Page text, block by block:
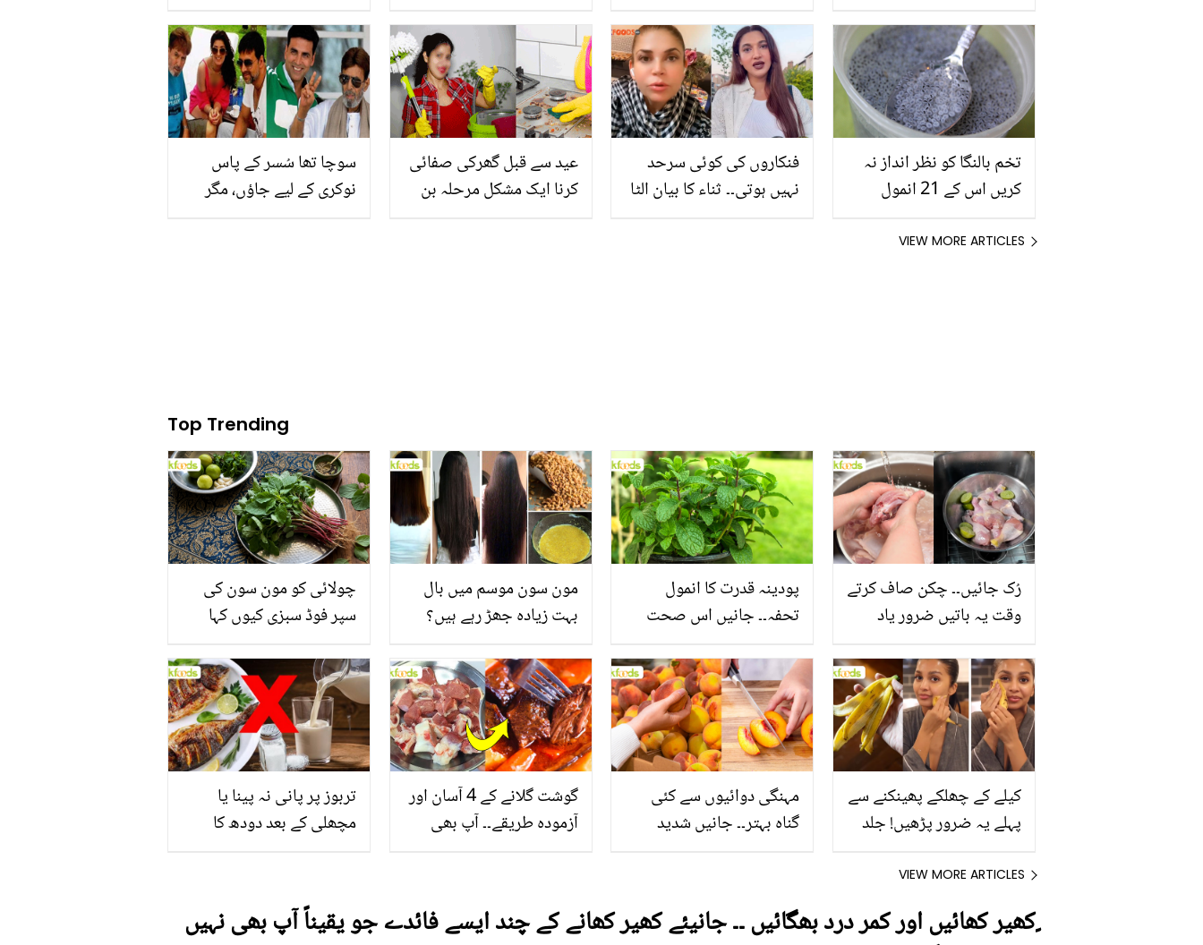
شادی تک کے فیصلے پر
جنید جمشید کا کیا کردار
تھا؟
جس کی اس کو توقع بھی
نہ تھی
ہیں؟
کی پرانی مگر دلچسپ
ویڈیو وائرل
سوچا تھا سُسر کے پاس
نوکری کے لیے جاؤں، مگر
عید سے قبل گھرکی صفائی
کرنا ایک مشکل مرحلہ بن
فنکاروں کی کوئی سرحد
نہیں ہوتی۔۔ ثناء کا بیان الٹا
تخم بالنگا کو نظر انداز نہ
کریں اس کے 21 انمول
VIEW MORE ARTICLES
Top Trending
چولائی کو مون سون کی
سپر فوڈ سبزی کیوں کہا
منرلز اور اینٹی آکسیڈنٹس
سے بھرپور اس سبزی کے
فائدے
مون سون موسم میں بال
بہت زیادہ جھڑ رہے ہیں؟
بنانے کے چند قدرتی طریقے
پودینہ قدرت کا انمول
تحفہ۔۔ جانیں اس صحت
انگیز طبی فوائد
رُک جائیں۔۔ چکن صاف کرتے
وقت یہ باتیں ضرور یاد
تربوز پر پانی نہ پینا یا
مچھلی کے بعد دودھ کا
حقیقت کیا ہے اور افواہ کیا؟
گوشت گلانے کے 4 آسان اور
آزمودہ طریقے۔۔ آپ بھی
مہنگی دوائیوں سے کئی
گناہ بہتر۔۔ جانیں شدید
کیلے کے چھلکے پھینکنے سے
پہلے یہ ضرور پڑھیں! جلد
اور قدرتی حل
VIEW MORE ARTICLES
ٍکھیر کھائیں اور کمر درد بھگائیں ۔۔ جانیئے کھیر کھانے کے چند ایسے فائدے جو یقیناً آپ بھی نہیں